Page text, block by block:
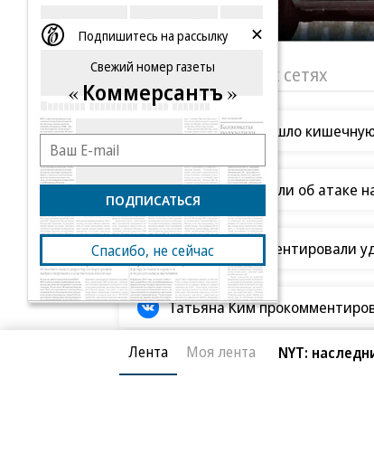
«Ъ» в социальных сетях
Роскачество нашло
В Ozon рассказали об атаке
В ООН прокомментировали
Татьяна Ким
Лента Моя лента NYT:
Подпишитесь на рассылку
Свежий номер газеты
Коммерсантъ
ПОДПИСАТЬСЯ
Спасибо, не сейчас